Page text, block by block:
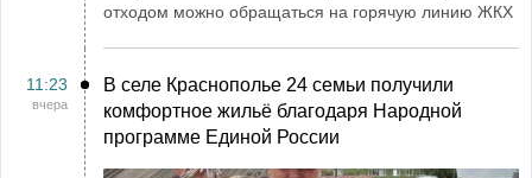
отходом можно обращаться на горячую линию ЖКХ
11:23
вчера
В селе Краснополье 24 семьи получили
комфортное жильё благодаря Народной
программе Единой России